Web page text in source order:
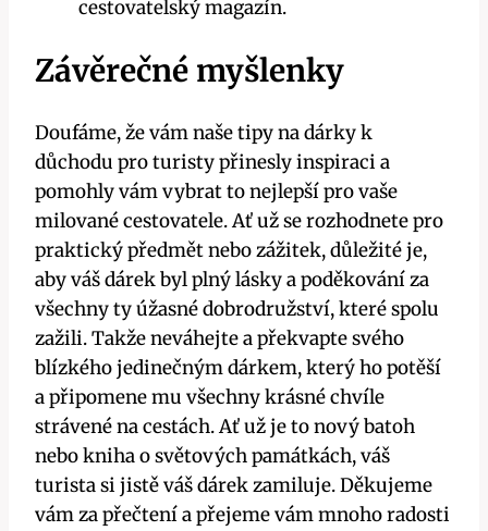
cestovatelský magazín.
Závěrečné myšlenky
Doufáme, že vám naše tipy na dárky k
důchodu pro turisty přinesly inspiraci a
pomohly vám vybrat to nejlepší pro vaše
milované cestovatele. Ať už se rozhodnete pro
praktický předmět nebo zážitek, důležité je,
aby váš dárek byl plný lásky a poděkování za
všechny ty úžasné dobrodružství, které spolu
zažili. Takže neváhejte a překvapte svého
blízkého jedinečným dárkem, který ho potěší
a připomene mu všechny krásné chvíle
strávené na cestách. Ať už je to nový batoh
nebo kniha o světových památkách, váš
turista si jistě váš dárek zamiluje. Děkujeme
vám za přečtení a přejeme vám mnoho radosti